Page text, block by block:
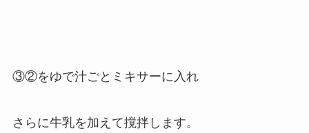
③②をゆで汁ごとミキサーに入れ
さらに牛乳を加えて撹拌します。